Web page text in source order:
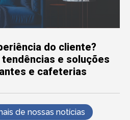
do cliente?
tendências e soluções
e cafeterias
de nossas notícias